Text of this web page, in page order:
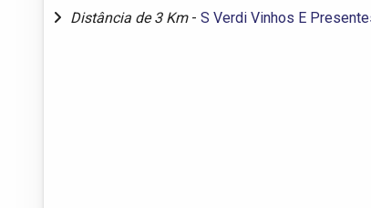
Distância de 3 Km - S Verdi Vinhos E